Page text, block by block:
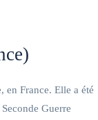
en France. Elle a été
Guerre